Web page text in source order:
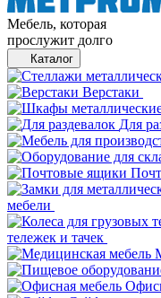
Мебель, которая
прослужит долго
Каталог
Верстаки
Для
мебели
тележек и тачек